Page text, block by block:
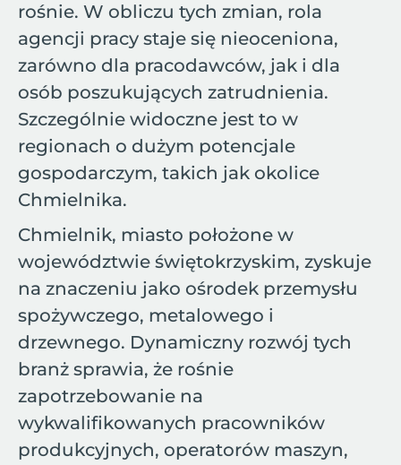
rośnie. W obliczu tych zmian, rola
agencji pracy staje się nieoceniona,
zarówno dla pracodawców, jak i dla
osób poszukujących zatrudnienia.
Szczególnie widoczne jest to w
regionach o dużym potencjale
gospodarczym, takich jak okolice
Chmielnika.
Chmielnik, miasto położone w
województwie świętokrzyskim, zyskuje
na znaczeniu jako ośrodek przemysłu
spożywczego, metalowego i
drzewnego. Dynamiczny rozwój tych
branż sprawia, że rośnie
zapotrzebowanie na
wykwalifikowanych pracowników
produkcyjnych, operatorów maszyn,